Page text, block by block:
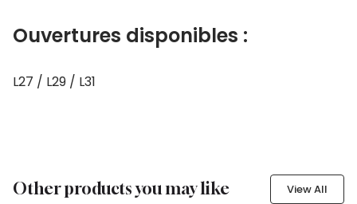
Ouvertures disponibles :
L27 / L29 / L31
Other products you may like View All